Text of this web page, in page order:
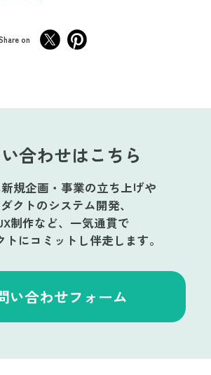
on
合わせはこちら
新規企画・事業の立ち上げや
クトのシステム開発、
制作など、一気通貫で
トにコミットし伴走します。
い合わせフォーム